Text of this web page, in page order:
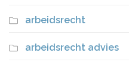
arbeidsrecht
arbeidsrecht advies